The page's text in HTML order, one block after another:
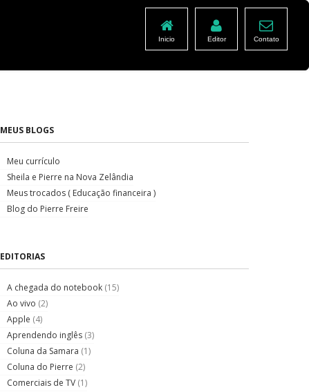
Inicio Editor Contato
MEUS BLOGS
Meu currículo
Sheila e Pierre na Nova Zelândia
Meus trocados ( Educação financeira )
Blog do Pierre Freire
EDITORIAS
A chegada do notebook (15)
Ao vivo (2)
Apple (4)
Aprendendo inglês (3)
Coluna da Samara (1)
Coluna do Pierre (2)
Comerciais de TV (1)